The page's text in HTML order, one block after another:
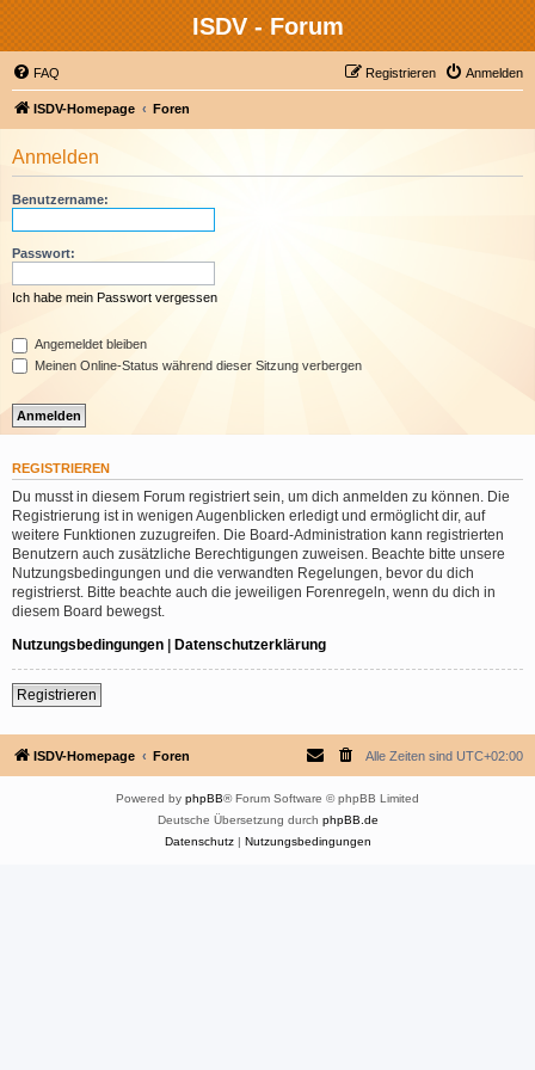
ISDV - Forum
FAQ Anmelden
Registrieren
ISDV-Homepage Foren
Anmelden
Benutzername:
Passwort:
Ich habe mein Passwort vergessen
Angemeldet bleiben
Meinen Online-Status während dieser Sitzung verbergen
REGISTRIEREN
Du musst in diesem Forum registriert sein, um dich anmelden zu können. Die
Registrierung ist in wenigen Augenblicken erledigt und ermöglicht dir, auf
weitere Funktionen zuzugreifen. Die Board-Administration kann registrierten
Benutzern auch zusätzliche Berechtigungen zuweisen. Beachte bitte unsere
Nutzungsbedingungen und die verwandten Regelungen, bevor du dich
registrierst. Bitte beachte auch die jeweiligen Forenregeln, wenn du dich in
diesem Board bewegst.
Nutzungsbedingungen | Datenschutzerklärung
Registrieren
ISDV-Homepage Foren Alle Zeiten sind UTC+02:00
Powered by phpBB® Forum Software © phpBB Limited
Deutsche Übersetzung durch phpBB.de
Datenschutz| Nutzungsbedingungen